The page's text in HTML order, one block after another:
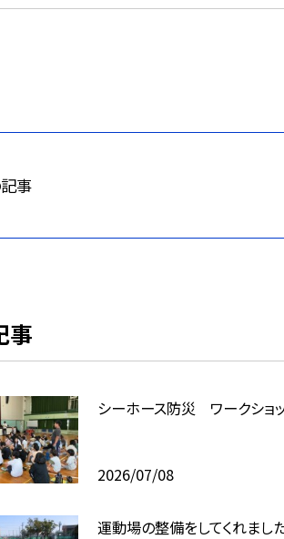
事
事
シーホース防災 ワークショ
2026/07/08
運動場の整備をしてくれまし